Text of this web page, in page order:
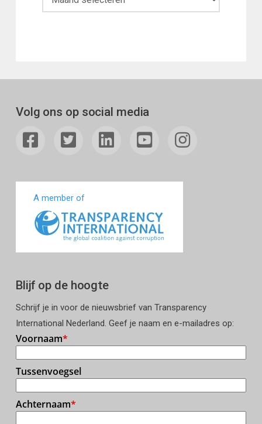
Volg ons op social media
A member of
Blijf op de hoogte
Schrijf je in voor de nieuwsbrief van Transparency
International Nederland. Geef je naam en e-mailadres op: